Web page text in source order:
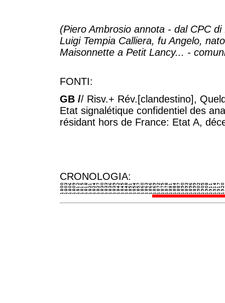
(Piero Ambrosio annota - dal CPC
Luigi Tempia Calliera, fu Angelo,
Maisonnette a Petit Lancy... -
FONTI:
GB // Risv.+ Rév.[clandestino],
Etat signalétique confidentiel des
résidant hors de France: Etat A,
CRONOLOGIA: